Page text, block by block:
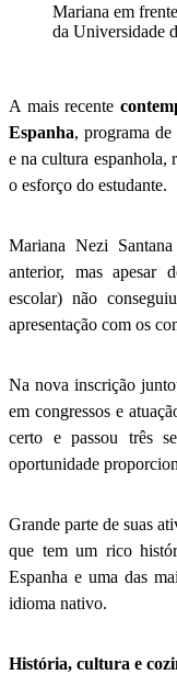
Mariana em
da Universidade
A mais recente
Espanha, programa
e na cultura espanhola,
o esforço do estudante.
Mariana Nezi
anterior, mas apesar
escolar) não
apresentação com os
Na nova inscrição
em congressos e
certo e passou três
oportunidade
Grande parte de suas
que tem um rico
Espanha e uma das
idioma nativo.
História, cultura e